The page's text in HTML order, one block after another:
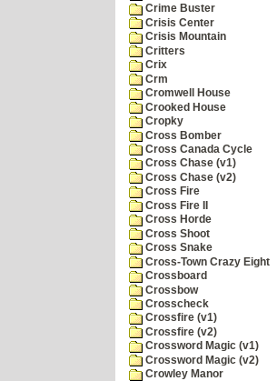
Crime Buster
Crisis Center
Crisis Mountain
Critters
Crix
Crm
Cromwell House
Crooked House
Cropky
Cross Bomber
Cross Canada Cycle
Cross Chase (v1)
Cross Chase (v2)
Cross Fire
Cross Fire II
Cross Horde
Cross Shoot
Cross Snake
Cross-Town Crazy Eight
Crossboard
Crossbow
Crosscheck
Crossfire (v1)
Crossfire (v2)
Crossword Magic (v1)
Crossword Magic (v2)
Crowley Manor